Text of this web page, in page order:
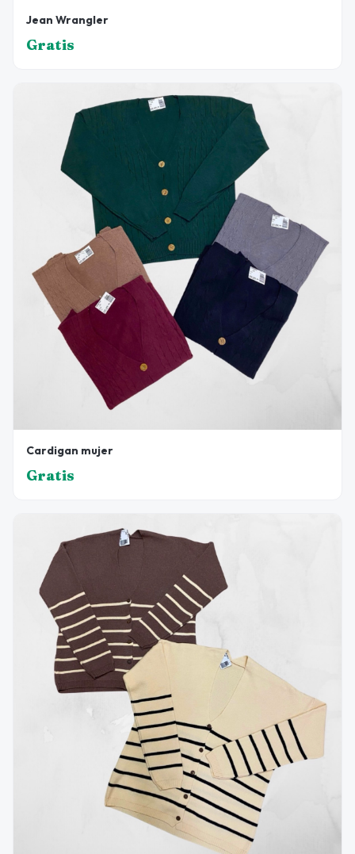
Jean Wrangler
Gratis
Cardigan mujer
Gratis